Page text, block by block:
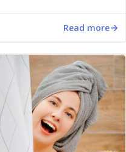
Read more